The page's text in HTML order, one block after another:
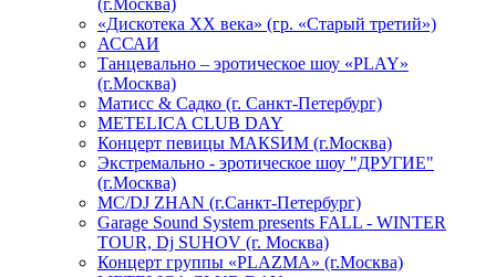
(г.Москва)
«Дискотека ХХ века» (гр. «Старый третий»)
АССАИ
Танцевально – эротическое шоу «PLAY»
(г.Москва)
Матисс & Садко (г. Санкт-Петербург)
METELICA CLUB DAY
Концерт певицы МАКSИМ (г.Москва)
Экстремально - эротическое шоу "ДРУГИЕ"
(г.Москва)
МС/DJ ZHAN (г.Санкт-Петербург)
Garage Sound System presents FALL - WINTER
TOUR, Dj SUHOV (г. Москва)
Концерт группы «PLAZMA» (г.Москва)